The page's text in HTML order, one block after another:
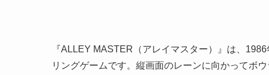
『ALLEY MASTER（アレイマスター）』は、
リングゲームです。縦画面のレーンに向かってボ